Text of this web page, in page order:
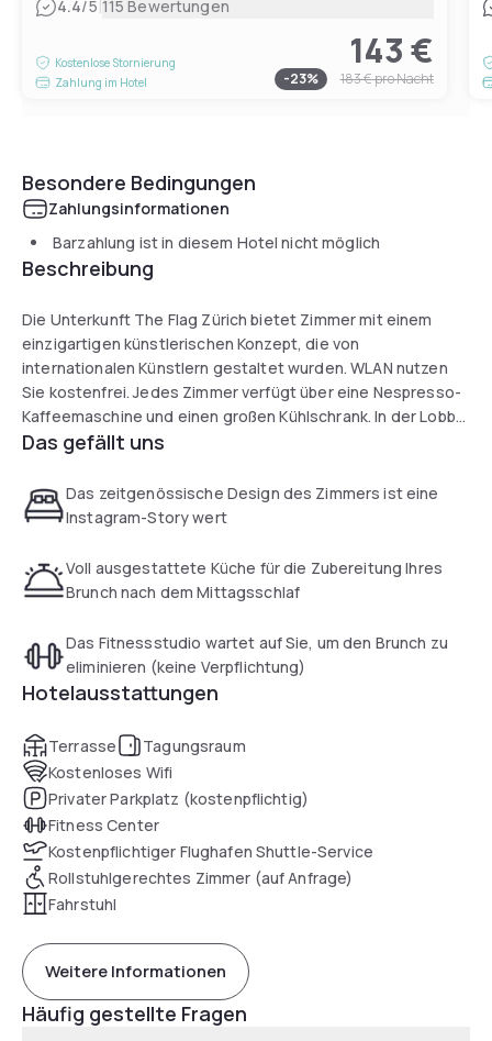
4.4/5|115 Bewertungen
Kostenlose Stornierung
Zahlung im Hotel
143 €
-23% 183 €pro Nacht
Besondere Bedingungen
Zahlungsinformationen
Barzahlung ist in diesem Hotel nicht möglich
Beschreibung
Die Unterkunft The Flag Zürich bietet Zimmer mit einem
einzigartigen künstlerischen Konzept, die von
internationalen Künstlern gestaltet wurden. WLAN nutzen
Sie kostenfrei. Jedes Zimmer verfügt über eine Nespresso-
Kaffeemaschine und einen großen Kühlschrank. In der Lobby
der Unterkunft sind Werke einheimischer Künstler
der Straßenbahn in nur 10 Minuten.
Das gefällt uns
Das zeitgenössische Design des Zimmers ist eine
Instagram-Story wert
Voll ausgestattete Küche für die Zubereitung Ihres
Brunch nach dem Mittagsschlaf
Das Fitnessstudio wartet auf Sie, um den Brunch zu
eliminieren (keine Verpflichtung)
Hotelausstattungen
Terrasse
Tagungsraum
Kostenloses Wifi
Privater Parkplatz (kostenpflichtig)
Fitness Center
Kostenpflichtiger Flughafen Shuttle-Service
Rollstuhlgerechtes Zimmer (auf Anfrage)
Fahrstuhl
Weitere Informationen
Häufig gestellte Fragen